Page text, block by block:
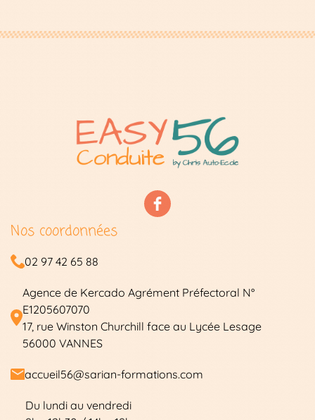
Nos coordonnées
02 97 42 65 88
Agence de Kercado Agrément Préfectoral N°
E1205607070
17, rue Winston Churchill face au Lycée Lesage
56000 VANNES
accueil56@sarian-formations.com
Du lundi au vendredi